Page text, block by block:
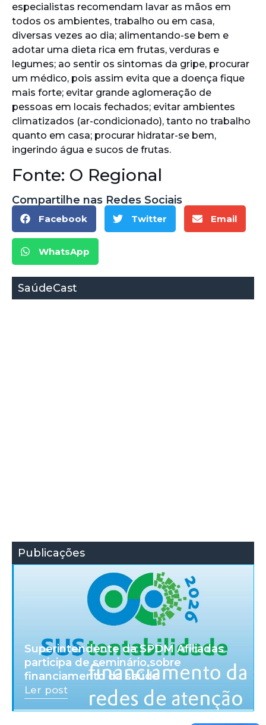
especialistas recomendam lavar as mãos em
todos os ambientes, trabalho ou em casa,
diversas vezes ao dia; alimentando-se bem e
adotar uma dieta rica em frutas, verduras e
legumes; ao sentir os sintomas da gripe, procurar
um médico, pois assim evita que a doença fique
mais forte; evitar grande aglomeração de
pessoas em locais fechados; evitar ambientes
climatizados (ar-condicionado), tanto no trabalho
quanto em casa; procurar hidratar-se bem,
ingerindo água e sucos de frutas.
Fonte: O Regional
Compartilhe nas Redes Sociais
Facebook Twitter Email
WhatsApp
SaúdeCast
Publicações
Superintendente da SPDM Afiliadas
participa de seminário sobre
financiamento da saúde
Ler post